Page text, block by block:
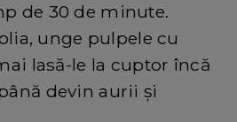
de 30 de minute.
unge pulpele cu
lasă-le la cuptor încă
devin aurii și